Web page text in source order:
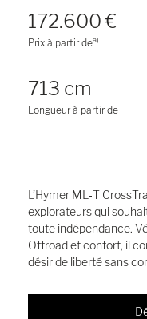
172.600 €
Prix à partir dea)
713 cm
Longueur à partir de
L’Hymer ML‑T
explorateurs qui
toute indépendance.
Offroad et confort, il
désir de liberté sans